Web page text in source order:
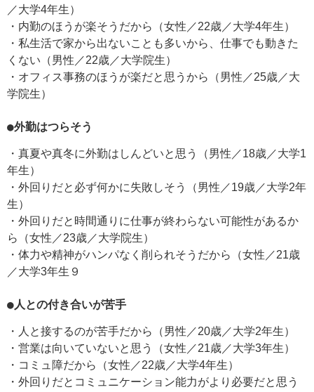
／大学4年生）
・内勤のほうが楽そうだから（女性／22歳／大学4年生）
・私生活で家から出ないことも多いから、仕事でも動きた
くない（男性／22歳／大学院生）
・オフィス事務のほうが楽だと思うから（男性／25歳／大
学院生）
●外勤はつらそう
・真夏や真冬に外勤はしんどいと思う（男性／18歳／大学1
年生）
・外回りだと必ず何かに失敗しそう（男性／19歳／大学2年
生）
・外回りだと時間通りに仕事が終わらない可能性があるか
ら（女性／23歳／大学院生）
・体力や精神がハンパなく削られそうだから（女性／21歳
／大学3年生９
●人との付き合いが苦手
・人と接するのが苦手だから（男性／20歳／大学2年生）
・営業は向いていないと思う（女性／21歳／大学3年生）
・コミュ障だから（女性／22歳／大学4年生）
・外回りだとコミュニケーション能力がより必要だと思う